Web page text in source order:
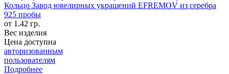
Кольцо Завод ювелирных украшений EFREMOV из серебра
925 пробы
от 1.42 гр.
Вес изделия
Цена доступна
авторизованным
пользователям
Подробнее